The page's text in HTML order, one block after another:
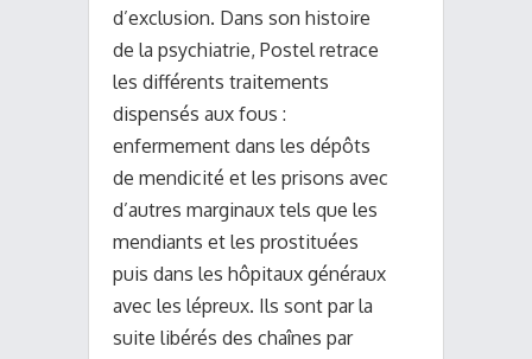
d’exclusion. Dans son histoire
de la psychiatrie, Postel retrace
les différents traitements
dispensés aux fous :
enfermement dans les dépôts
de mendicité et les prisons avec
d’autres marginaux tels que les
mendiants et les prostituées
puis dans les hôpitaux généraux
avec les lépreux. Ils sont par la
suite libérés des chaînes par